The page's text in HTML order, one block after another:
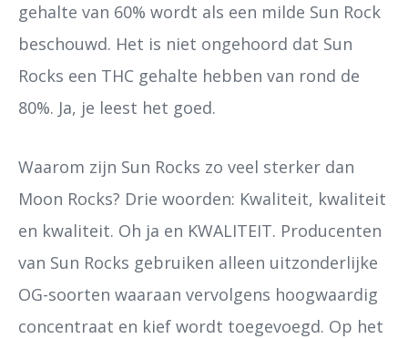
gehalte van 60% wordt als een milde Sun Rock
beschouwd. Het is niet ongehoord dat Sun
Rocks een THC gehalte hebben van rond de
80%. Ja, je leest het goed.
Waarom zijn Sun Rocks zo veel sterker dan
Moon Rocks? Drie woorden: Kwaliteit, kwaliteit
en kwaliteit. Oh ja en KWALITEIT. Producenten
van Sun Rocks gebruiken alleen uitzonderlijke
OG-soorten waaraan vervolgens hoogwaardig
concentraat en kief wordt toegevoegd. Op het